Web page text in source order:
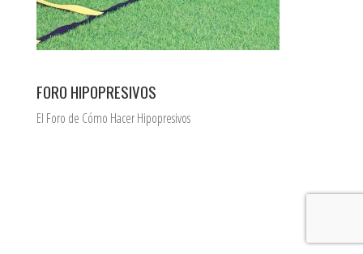
FORO HIPOPRESIVOS
El Foro de Cómo Hacer Hipopresivos